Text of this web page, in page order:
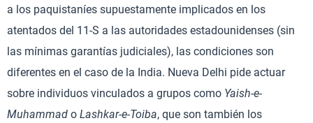
a los paquistaníes supuestamente implicados en los
atentados del 11-S a las autoridades estadounidenses (sin
las mínimas garantías judiciales), las condiciones son
diferentes en el caso de la India. Nueva Delhi pide actuar
sobre individuos vinculados a grupos como Yaish-e-
Muhammad o Lashkar-e-Toiba, que son también los